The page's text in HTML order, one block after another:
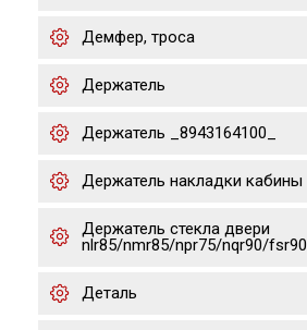
Демфер, троса
Держатель
Держатель _8943164100_
Держатель накладки кабины
Держатель стекла двери
nlr85/nmr85/npr75/nqr90/fsr90
Деталь